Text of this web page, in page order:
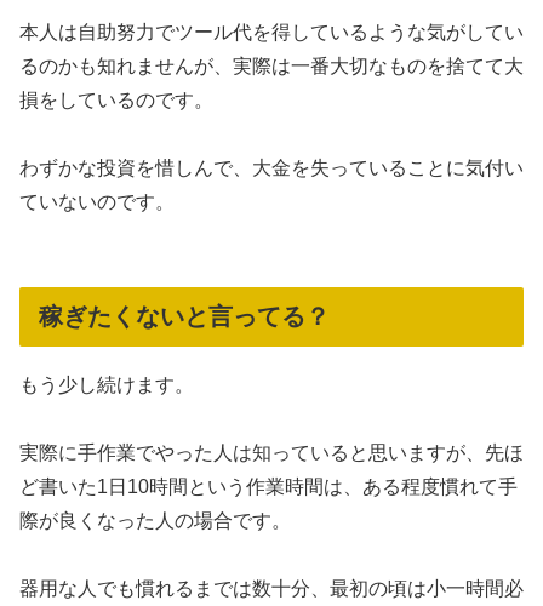
本人は自助努力でツール代を得しているような気がしてい
るのかも知れませんが、実際は一番大切なものを捨てて大
損をしているのです。
わずかな投資を惜しんで、大金を失っていることに気付い
ていないのです。
稼ぎたくないと言ってる？
もう少し続けます。
実際に手作業でやった人は知っていると思いますが、先ほ
ど書いた1日10時間という作業時間は、ある程度慣れて手
際が良くなった人の場合です。
器用な人でも慣れるまでは数十分、最初の頃は小一時間必